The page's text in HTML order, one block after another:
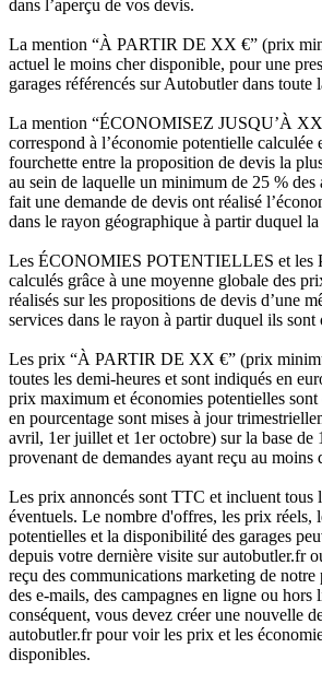
dans l’aperçu de vos devis.
La mention “À PARTIR DE XX €” (prix
actuel le moins cher disponible, pour une
garages référencés sur Autobutler dans toute
La mention “ÉCONOMISEZ JUSQU’À
correspond à l’économie potentielle calculée
fourchette entre la proposition de devis la
au sein de laquelle un minimum de 25 % des
fait une demande de devis ont réalisé
dans le rayon géographique à partir duquel la
Les ÉCONOMIES POTENTIELLES et les
calculés grâce à une moyenne globale des
réalisés sur les propositions de devis d’une
services dans le rayon à partir duquel ils sont
Les prix “À PARTIR DE XX €” (prix
toutes les demi-heures et sont indiqués en
prix maximum et économies potentielles sont
en pourcentage sont mises à jour
avril, 1er juillet et 1er octobre) sur la base de
provenant de demandes ayant reçu au moins
Les prix annoncés sont TTC et incluent tous
éventuels. Le nombre d'offres, les prix réels,
potentielles et la disponibilité des garages
depuis votre dernière visite sur autobutler.fr
reçu des communications marketing de notre
des e-mails, des campagnes en ligne ou hors
conséquent, vous devez créer une nouvelle
autobutler.fr pour voir les prix et les
disponibles.